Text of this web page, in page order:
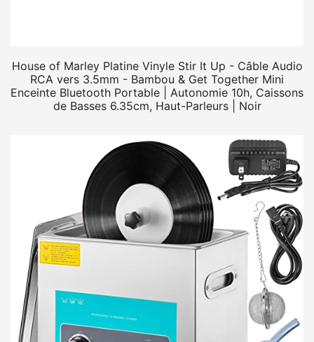
House of Marley Platine Vinyle Stir It Up - Câble Audio
RCA vers 3.5mm - Bambou & Get Together Mini
Enceinte Bluetooth Portable | Autonomie 10h, Caissons
de Basses 6.35cm, Haut-Parleurs | Noir